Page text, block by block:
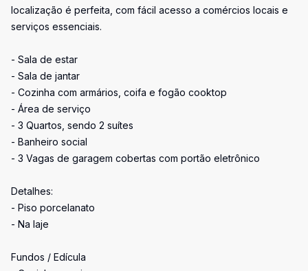
localização é perfeita, com fácil acesso a comércios locais e
serviços essenciais.
- Sala de estar
- Sala de jantar
- Cozinha com armários, coifa e fogão cooktop
- Área de serviço
- 3 Quartos, sendo 2 suítes
- Banheiro social
- 3 Vagas de garagem cobertas com portão eletrônico
Detalhes:
- Piso porcelanato
- Na laje
Fundos / Edícula